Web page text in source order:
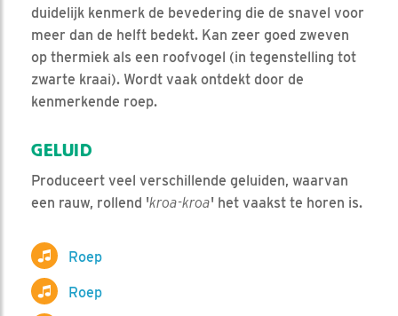
duidelijk kenmerk de bevedering die de snavel voor
meer dan de helft bedekt. Kan zeer goed zweven
op thermiek als een roofvogel (in tegenstelling tot
zwarte kraai). Wordt vaak ontdekt door de
kenmerkende roep.
GELUID
Produceert veel verschillende geluiden, waarvan
een rauw, rollend 'kroa-kroa' het vaakst te horen is.
Roep
Roep